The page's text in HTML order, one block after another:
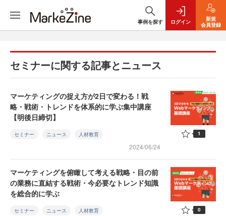
事例を探す ログイン
新規
会員登録
セミナーに関する記事とニュース
マーケティングの捉え方が2日で変わる！戦
略・戦術・トレンドを体系的に学ぶ集中講座
【明後日締切】
セミナー ニュース 人材教育
2024/06/24
1
マーケティングを俯瞰して考える戦略・目の前
の業務に直結する戦術・今必要なトレンド知識
を総合的に学ぶ
セミナー ニュース 人材教育 0